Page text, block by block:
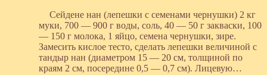
Сейдене нан (лепешки с семенами чернушки) 2 кг
муки, 700 — 900 г воды, соль, 40 — 50 г закваски, 100
— 150 г молока, 1 яйцо, семена чернушки, зире.
Замесить кислое тесто, сделать лепешки величиной с
тандыр нан (диаметром 15 — 20 см, толщиной по
краям 2 см, посередине 0,5 — 0,7 см). Лицевую…